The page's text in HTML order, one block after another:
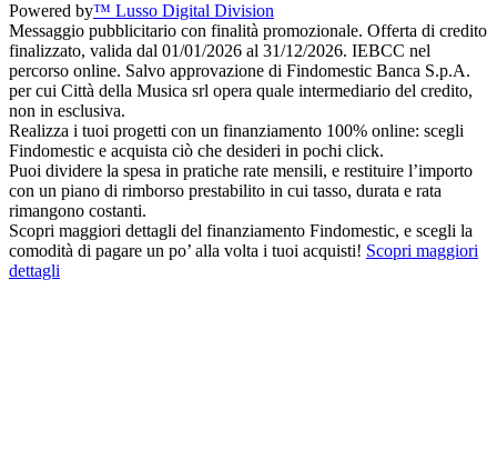
Powered by™ Lusso Digital Division
Messaggio pubblicitario con finalità promozionale. Offerta di credito
finalizzato, valida dal 01/01/2026 al 31/12/2026. IEBCC nel
percorso online. Salvo approvazione di Findomestic Banca S.p.A.
per cui Città della Musica srl opera quale intermediario del credito,
non in esclusiva.
Realizza i tuoi progetti con un finanziamento 100% online: scegli
Findomestic e acquista ciò che desideri in pochi click.
Puoi dividere la spesa in pratiche rate mensili, e restituire l’importo
con un piano di rimborso prestabilito in cui tasso, durata e rata
rimangono costanti.
Scopri maggiori dettagli del finanziamento Findomestic, e scegli la
comodità di pagare un po’ alla volta i tuoi acquisti! Scopri maggiori
dettagli